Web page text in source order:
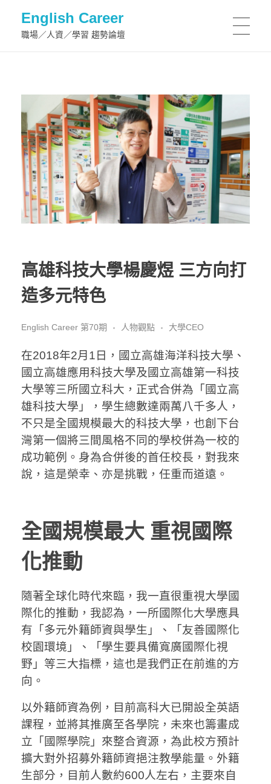
English Career
職場／人資／學習 趨勢論壇
高雄科技大學楊慶煜 三方向打
造多元特色
English Career 第70期 人物觀點 大學CEO
在2018年2月1日，國立高雄海洋科技大學、
國立高雄應用科技大學及國立高雄第一科技
大學等三所國立科大，正式合併為「國立高
雄科技大學」，學生總數達兩萬八千多人，
不只是全國規模最大的科技大學，也創下台
灣第一個將三間風格不同的學校併為一校的
成功範例。身為合併後的首任校長，對我來
說，這是榮幸、亦是挑戰，任重而道遠。
全國規模最大 重視國際
化推動
隨著全球化時代來臨，我一直很重視大學國
際化的推動，我認為，一所國際化大學應具
有「多元外籍師資與學生」、「友善國際化
校園環境」、「學生要具備寬廣國際化視
野」等三大指標，這也是我們正在前進的方
向。
以外籍師資為例，目前高科大已開設全英語
課程，並將其推廣至各學院，未來也籌畫成
立「國際學院」來整合資源，為此校方預計
擴大對外招募外籍師資挹注教學能量。外籍
生部分，目前人數約600人左右，主要來自